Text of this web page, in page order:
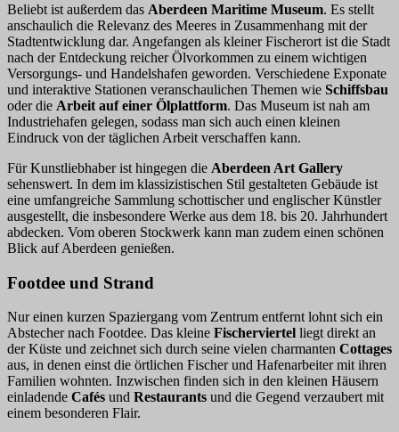
Beliebt ist außerdem das Aberdeen Maritime Museum. Es stellt
anschaulich die Relevanz des Meeres in Zusammenhang mit der
Stadtentwicklung dar. Angefangen als kleiner Fischerort ist die Stadt
nach der Entdeckung reicher Ölvorkommen zu einem wichtigen
Versorgungs- und Handelshafen geworden. Verschiedene Exponate
und interaktive Stationen veranschaulichen Themen wie Schiffsbau
oder die Arbeit auf einer Ölplattform. Das Museum ist nah am
Industriehafen gelegen, sodass man sich auch einen kleinen
Eindruck von der täglichen Arbeit verschaffen kann.
Für Kunstliebhaber ist hingegen die Aberdeen Art Gallery
sehenswert. In dem im klassizistischen Stil gestalteten Gebäude ist
eine umfangreiche Sammlung schottischer und englischer Künstler
ausgestellt, die insbesondere Werke aus dem 18. bis 20. Jahrhundert
abdecken. Vom oberen Stockwerk kann man zudem einen schönen
Blick auf Aberdeen genießen.
Footdee und Strand
Nur einen kurzen Spaziergang vom Zentrum entfernt lohnt sich ein
Abstecher nach Footdee. Das kleine Fischerviertel liegt direkt an
der Küste und zeichnet sich durch seine vielen charmanten Cottages
aus, in denen einst die örtlichen Fischer und Hafenarbeiter mit ihren
Familien wohnten. Inzwischen finden sich in den kleinen Häusern
einladende Cafés und Restaurants und die Gegend verzaubert mit
einem besonderen Flair.